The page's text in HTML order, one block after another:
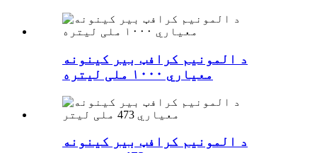
د المونیم کرافټ بیر کینونه
معیاري ۱۰۰۰ ملی لیتره
د المونیم کرافټ بیر کینونه